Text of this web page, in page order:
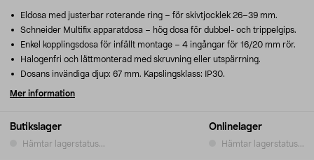
Butikslager
Hämtar lagerstatus...
Onlinelager
Hämtar lagerstatus...
Eldosa med justerbar roterande ring – för skivtjocklek 26–39 mm.
Schneider Multifix apparatdosa – hög dosa för dubbel- och trippelgips.
Enkel kopplingsdosa för infällt montage – 4 ingångar för 16/20 mm rör.
Halogenfri och lättmonterad med skruvning eller utspärrning.
Dosans invändiga djup: 67 mm. Kapslingsklass: IP30.
Mer information